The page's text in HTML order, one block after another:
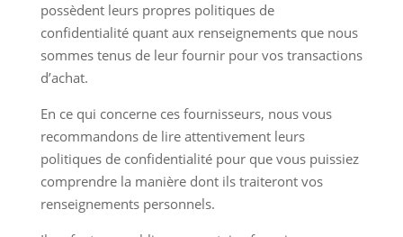
possèdent leurs propres politiques de
confidentialité quant aux renseignements que nous
sommes tenus de leur fournir pour vos transactions
d’achat.
En ce qui concerne ces fournisseurs, nous vous
recommandons de lire attentivement leurs
politiques de confidentialité pour que vous puissiez
comprendre la manière dont ils traiteront vos
renseignements personnels.